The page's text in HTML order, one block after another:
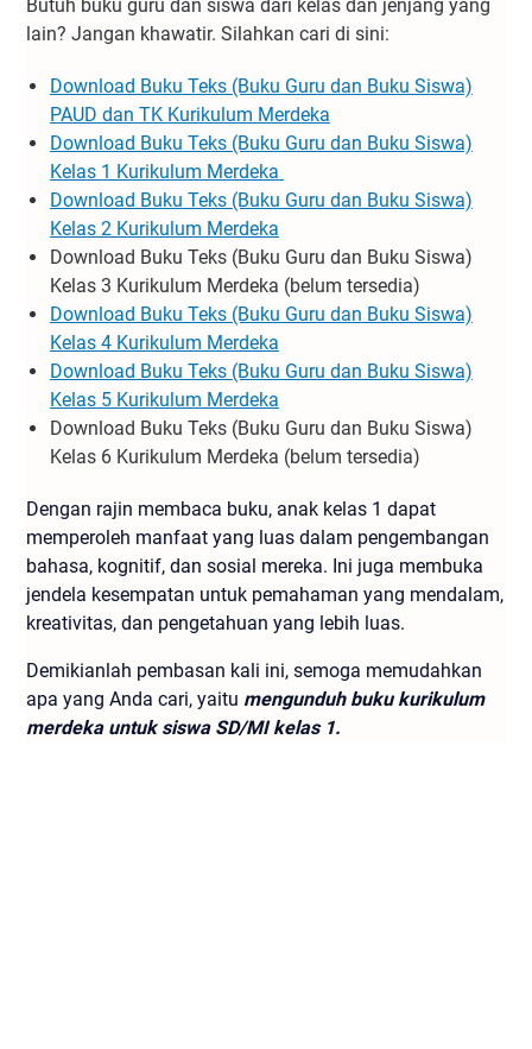
Butuh buku guru dan siswa dari kelas dan jenjang yang
lain? Jangan khawatir. Silahkan cari di sini:
Download Buku Teks (Buku Guru dan Buku Siswa)
PAUD dan TK Kurikulum Merdeka
Download Buku Teks (Buku Guru dan Buku Siswa)
Kelas 1 Kurikulum Merdeka
Download Buku Teks (Buku Guru dan Buku Siswa)
Kelas 2 Kurikulum Merdeka
Download Buku Teks (Buku Guru dan Buku Siswa)
Kelas 3 Kurikulum Merdeka (belum tersedia)
Download Buku Teks (Buku Guru dan Buku Siswa)
Kelas 4 Kurikulum Merdeka
Download Buku Teks (Buku Guru dan Buku Siswa)
Kelas 5 Kurikulum Merdeka
Download Buku Teks (Buku Guru dan Buku Siswa)
Kelas 6 Kurikulum Merdeka (belum tersedia)
Dengan rajin membaca buku, anak kelas 1 dapat
memperoleh manfaat yang luas dalam pengembangan
bahasa, kognitif, dan sosial mereka. Ini juga membuka
jendela kesempatan untuk pemahaman yang mendalam,
kreativitas, dan pengetahuan yang lebih luas.
Demikianlah pembasan kali ini, semoga memudahkan
apa yang Anda cari, yaitu mengunduh buku kurikulum
merdeka untuk siswa SD/MI kelas 1.